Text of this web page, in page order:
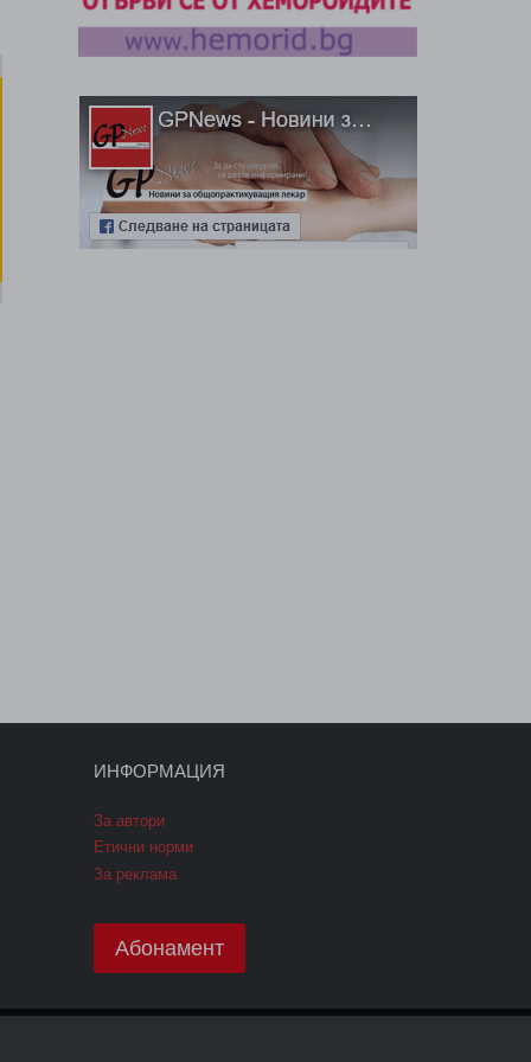
ИНФОРМАЦИЯ
За автори
Етични норми
За реклама
Абонамент